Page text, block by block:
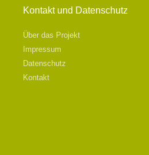
Kontakt und Datenschutz
Über das Projekt
Impressum
Datenschutz
Kontakt